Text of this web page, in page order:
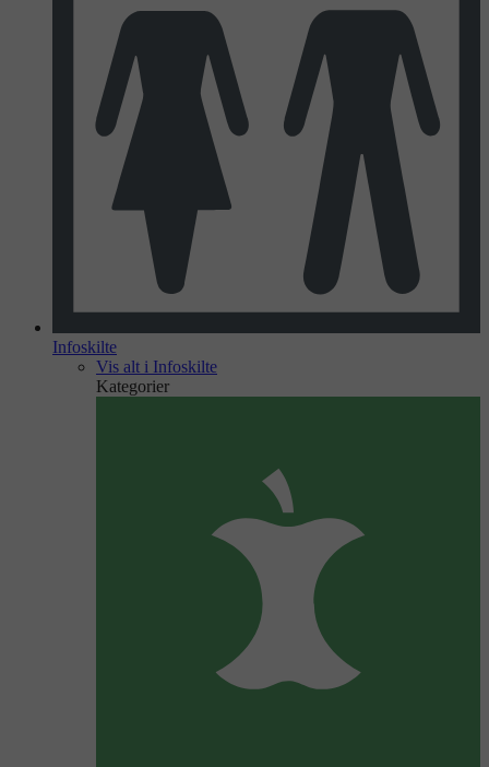
Infoskilte
Vis alt i Infoskilte
Kategorier